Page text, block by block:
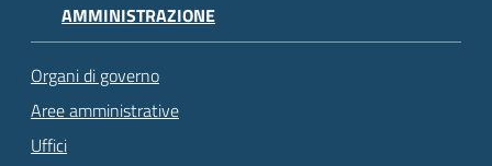
AMMINISTRAZIONE
Organi di governo
Aree amministrative
Uffici